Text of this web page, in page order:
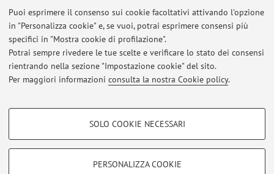
Puoi esprimere il consenso sui cookie facoltativi attivando l'opzione
in "Personalizza cookie" e, se vuoi, potrai esprimere consensi più
specifici in "Mostra cookie di profilazione".
Potrai sempre rivedere le tue scelte e verificare lo stato dei consensi
rientrando nella sezione "Impostazione cookie" del sito.
Per maggiori informazioni consulta la nostra Cookie policy.
COOKIE DI PROFILAZIONE - FACOLTATIVI
SOLO COOKIE NECESSARI
PERSONALIZZA COOKIE
Ultimi avvisi
Al momento non sono presenti avvisi.
Area riservata
Accedi tramiteloginper gestire tutti i contenuti del sito.